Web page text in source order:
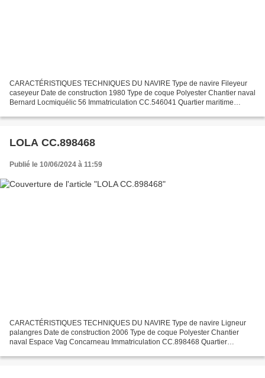
CARACTÉRISTIQUES TECHNIQUES DU NAVIRE Type de navire Fileyeur
caseyeur Date de construction 1980 Type de coque Polyester Chantier naval
Bernard Locmiquélic 56 Immatriculation CC.546041 Quartier maritime
LOLA CC.898468
Publié le 10/06/2024 à 11:59
CARACTÉRISTIQUES TECHNIQUES DU NAVIRE Type de navire Ligneur
palangres Date de construction 2006 Type de coque Polyester Chantier
naval Espace Vag Concarneau Immatriculation CC.898468 Quartier